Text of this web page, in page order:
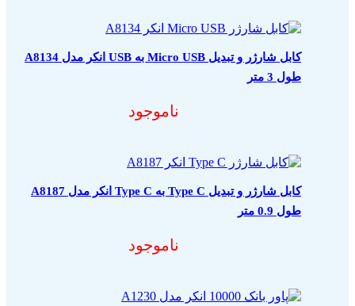
کابل شارژر و تبدیل Micro USB به USB انکر مدل A8134
طول 3 متر
ناموجود
کابل شارژر و تبدیل Type C به Type C انکر مدل A8187
طول 0.9 متر
ناموجود